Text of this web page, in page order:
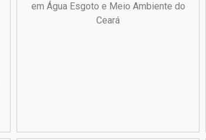
em Água Esgoto e Meio Ambiente do
Ceará